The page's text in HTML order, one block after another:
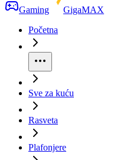
Gaming
GigaMAX
Početna
Sve za kuću
Rasveta
Plafonjere